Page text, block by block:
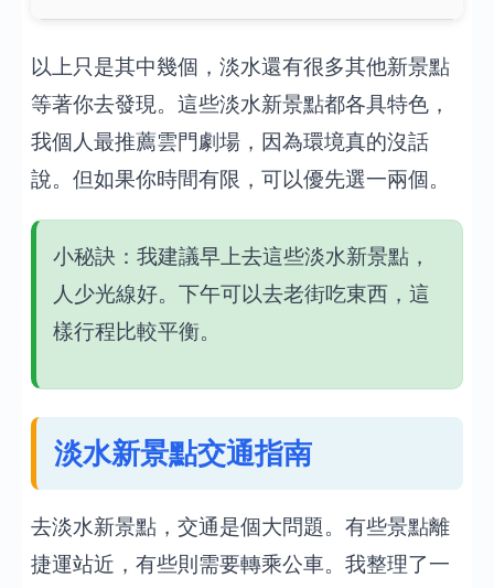
以上只是其中幾個，淡水還有很多其他新景點
等著你去發現。這些淡水新景點都各具特色，
我個人最推薦雲門劇場，因為環境真的沒話
說。但如果你時間有限，可以優先選一兩個。
小秘訣：我建議早上去這些淡水新景點，
人少光線好。下午可以去老街吃東西，這
樣行程比較平衡。
淡水新景點交通指南
去淡水新景點，交通是個大問題。有些景點離
捷運站近，有些則需要轉乘公車。我整理了一